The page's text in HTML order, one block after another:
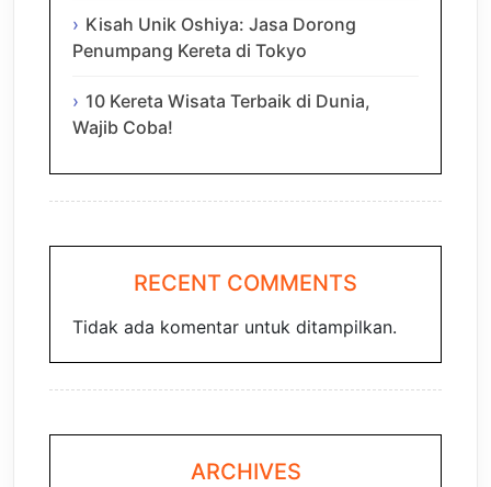
Kisah Unik Oshiya: Jasa Dorong
Penumpang Kereta di Tokyo
10 Kereta Wisata Terbaik di Dunia,
Wajib Coba!
RECENT COMMENTS
Tidak ada komentar untuk ditampilkan.
ARCHIVES